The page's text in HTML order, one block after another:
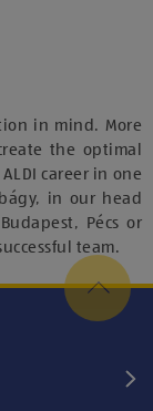
in mind. More
the optimal
career in one
in our head
Pécs or
team.